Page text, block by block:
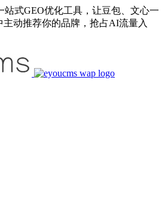
站式GEO优化工具，让豆包、文心一
主动推荐你的品牌，抢占AI流量入